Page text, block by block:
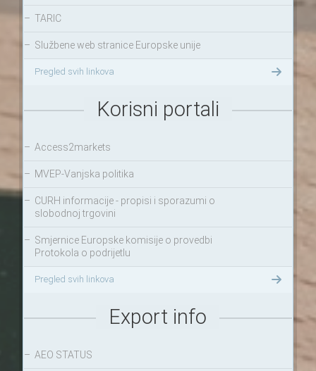
– TARIC
– Službene web stranice Europske unije
Pregled svih linkova
Korisni portali
– Access2markets
– MVEP-Vanjska politika
– CURH informacije - propisi i sporazumi o
slobodnoj trgovini
– Smjernice Europske komisije o provedbi
Protokola o podrijetlu
Pregled svih linkova
Export info
– AEO STATUS